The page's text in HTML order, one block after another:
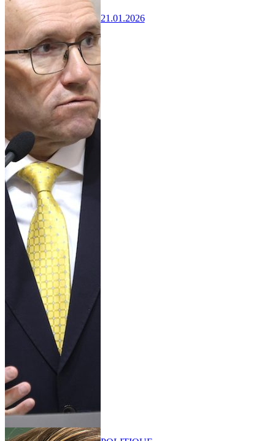
21.01.2026